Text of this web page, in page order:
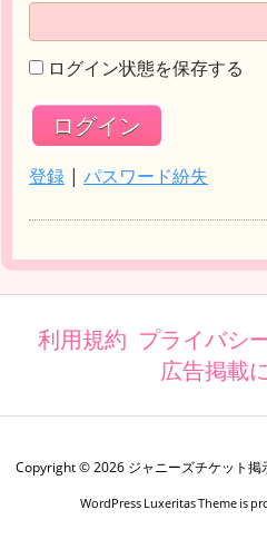
ログイン状態を保存する
登録 | パスワード紛失
利用規約 プライバシ
広告掲載
Copyright ©2026 ジャニーズチケット掲
WordPress Luxeritas Theme is